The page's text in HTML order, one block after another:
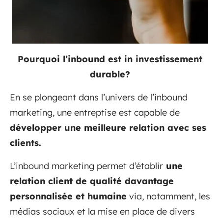
Pourquoi l’inbound est in investissement
durable?
En se plongeant dans l’univers de l’inbound
marketing, une entreptise est capable de
développer une meilleure relation avec ses
clients.
L’inbound marketing permet d’établir une
relation client de qualité davantage
personnalisée et humaine via, notamment, les
médias sociaux et la mise en place de divers